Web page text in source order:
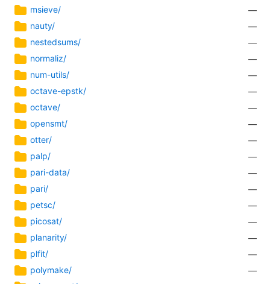
msieve/
—
nauty/
—
nestedsums/
—
normaliz/
—
num-utils/
—
octave-epstk/
—
octave/
—
opensmt/
—
otter/
—
palp/
—
pari-data/
—
pari/
—
petsc/
—
picosat/
—
planarity/
—
plfit/
—
polymake/
—